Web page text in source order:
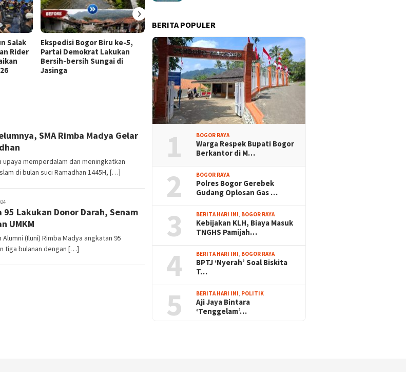
Salak
Rider
Ekspedisi Bogor Biru ke-5,
Partai Demokrat Lakukan
Bersih-bersih Sungai di
Jasinga
Ekspedisi Bogor Biru di
Pangradin Bangun Kesadaran
Masyarakat Sungai Bebas
Sampah
Jelang Mukab IX KADIN
Kabupaten Bogor, PHRI Bulat
Dukung Ridwan Rusliadi
›
SMA Rimba Madya Gelar
upaya memperdalam dan meningkatkan
di bulan suci Ramadhan 1445H, […]
95 Lakukan Donor Darah, Senam
UMKM
(Iluni) Rimba Madya angkatan 95
tiga bulanan dengan […]
BERITA POPULER
1 BOGOR RAYA
Warga Respek Bupati Bogor
Berkantor di M…
2 BOGOR RAYA
Polres Bogor Gerebek
Gudang Oplosan Gas …
3 BERITA HARI INI, BOGOR RAYA
Kebijakan KLH, Biaya Masuk
TNGHS Pamijah…
4 BERITA HARI INI, BOGOR RAYA
BPTJ ‘Nyerah’ Soal Biskita
T…
5 BERITA HARI INI, POLITIK
Aji Jaya Bintara
‘Tenggelam’…